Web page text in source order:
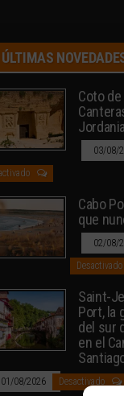
ÚLTIMAS
Coto de
03/08/
Cabo
que
02/08/
Desactivado
Saint-
Port, la
del sur
en el
01/08/2026 Desactivado